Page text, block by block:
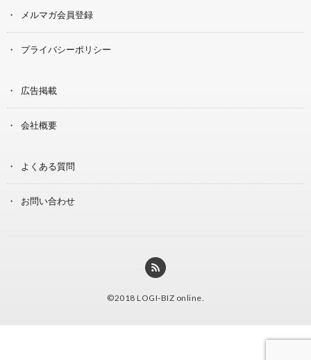
メルマガ会員登録
プライバシーポリシー
広告掲載
会社概要
よくある質問
お問い合わせ
©2018 LOGI-BIZ online